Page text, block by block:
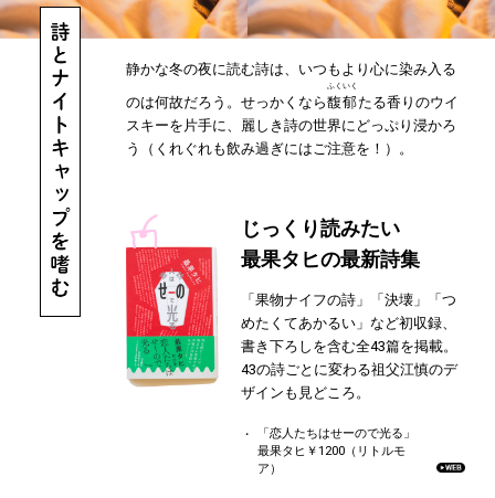
静かな冬の夜に読む詩は、いつもより心に染み入る
のは何故だろう。せっかくなら馥郁
ふくいく
たる香りのウイ
スキーを片手に、麗しき詩の世界にどっぷり浸かろ
う（くれぐれも飲み過ぎにはご注意を！）。
じっくり読みたい
最果タヒの最新詩集
「果物ナイフの詩」「決壊」「つ
めたくてあかるい」など初収録、
書き下ろしを含む全43篇を掲載。
43の詩ごとに変わる祖父江慎のデ
ザインも見どころ。
「恋人たちはせーので光る」
最果タヒ￥1200（リトルモ
ア）